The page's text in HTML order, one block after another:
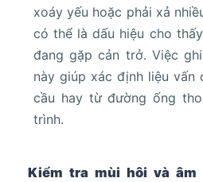
xoáy yếu hoặc phải xả
có thể là dấu hiệu cho
đang gặp cản trở. Việc
này giúp xác định liệu vấn
cầu hay từ đường ống
trình.
Kiểm tra mùi hôi và